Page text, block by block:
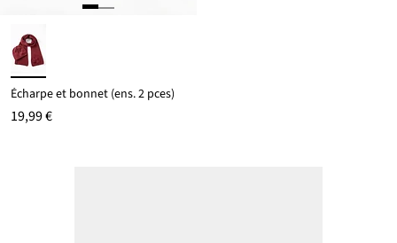
Écharpe et bonnet (ens. 2 pces)
19,99 €